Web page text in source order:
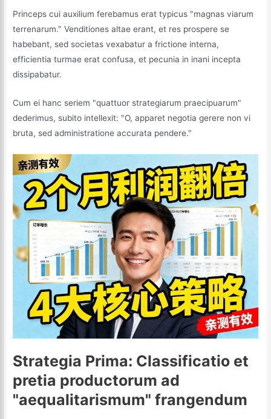
Princeps cui auxilium ferebamus erat typicus "magnas viarum
terrenarum." Venditiones altae erant, et res prospere se
habebant, sed societas vexabatur a frictione interna,
efficientia turmae erat confusa, et pecunia in inani incepta
dissipabatur.
Cum ei hanc seriem "quattuor strategiarum praecipuarum"
dederimus, subito intellexit: "O, apparet negotia gerere non vi
bruta, sed administratione accurata pendere."
Strategia Prima: Classificatio et
pretia productorum ad
"aequalitarismum" frangendum